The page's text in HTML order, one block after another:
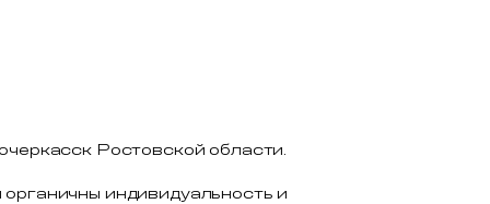
Ростовской области.
индивидуальность и